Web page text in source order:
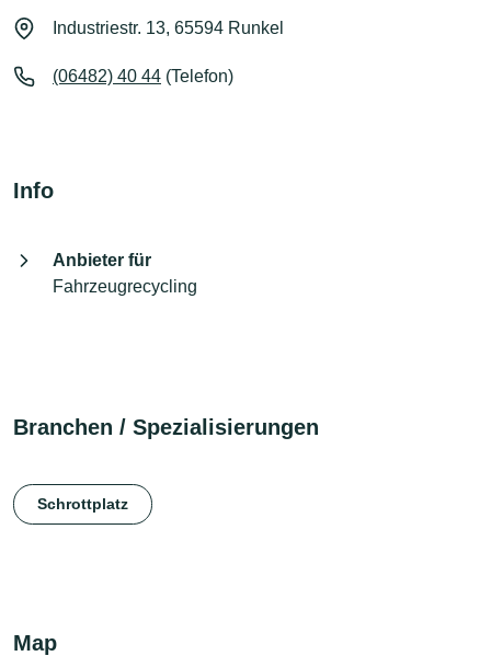
Industriestr. 13, 65594 Runkel
(06482) 40 44 (Telefon)
Info
Anbieter für
Fahrzeugrecycling
Branchen / Spezialisierungen
Schrottplatz
Map